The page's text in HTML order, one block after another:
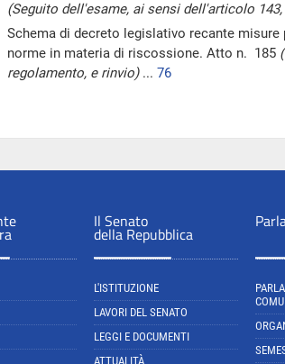
(Seguito dell'esame, ai sensi dell'articolo
Schema di decreto legislativo recante
norme in materia di riscossione. Atto n. 185
regolamento, e rinvio)... 76
Il Senato
della Repubblica
L'ISTITUZIONE
LAVORI DEL SENATO
LEGGI E DOCUMENTI
ATTUALITÀ